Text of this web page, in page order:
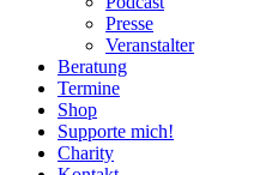
Presse
Veranstalter
Beratung
Termine
Shop
Supporte mich!
Charity